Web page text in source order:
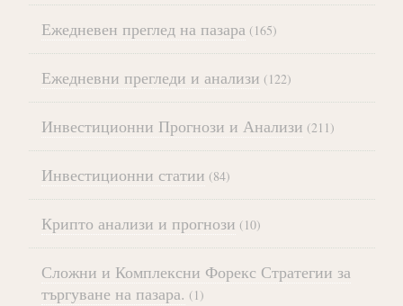
Ежедневен преглед на пазара (165)
Ежедневни прегледи и анализи (122)
Инвестиционни Прогнози и Анализи (211)
Инвестиционни статии (84)
Крипто анализи и прогнози (10)
Сложни и Комплексни Форекс Стратегии за
търгуване на пазара. (1)